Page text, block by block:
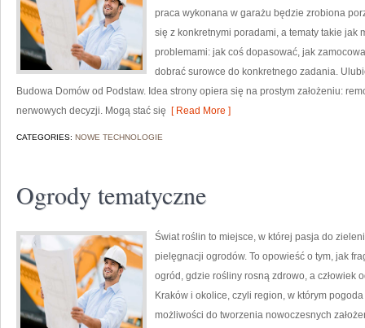
praca wykonana w garażu będzie zrobiona
się z konkretnymi poradami, a tematy takie jak
problemami: jak coś dopasować, jak
dobrać surowce do konkretnego zadania.
Budowa Domów od Podstaw. Idea strony opiera się na prostym założeniu:
nerwowych decyzji. Mogą stać się [ Read More ]
CATEGORIES: NOWE TECHNOLOGIE
Ogrody tematyczne
Świat roślin to miejsce, w której pasja do
pielęgnacji ogrodów. To opowieść o tym, jak
ogród, gdzie rośliny rosną zdrowo, a człowiek
Kraków i okolice, czyli region, w którym
możliwości do tworzenia nowoczesnych